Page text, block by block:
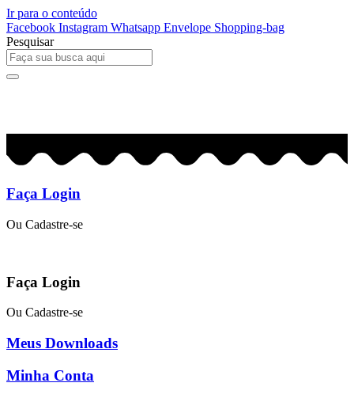
Ir para o conteúdo
Facebook Instagram Whatsapp Envelope Shopping-bag
Pesquisar
Faça Login
Ou Cadastre-se
Faça Login
Ou Cadastre-se
Meus Downloads
Minha Conta